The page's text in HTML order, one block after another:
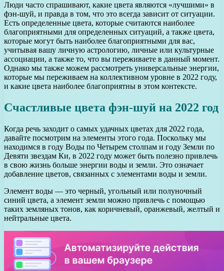
Люди часто спрашивают, какие цвета являются «лучшими» в
фэн-шуй, и правда в том, что это всегда зависит от ситуации.
Есть определенные цвета, которые считаются наиболее
благоприятными для определенных ситуаций, а также цвета,
которые могут быть наиболее благоприятными для вас,
учитывая вашу личную астрологию, личные или культурные
ассоциации, а также то, что вы переживаете в данный момент.
Однако мы также можем рассмотреть универсальные энергии,
которые мы переживаем на коллективном уровне в 2022 году,
и какие цвета наиболее благоприятны в этом контексте.
Счастливые цвета фэн-шуй на 2022 год
Когда речь заходит о самых удачных цветах для 2022 года,
давайте посмотрим на элементы этого года. Поскольку мы
находимся в году Воды по Четырем столпам и году Земли по
Девяти звездам Ки, в 2022 году может быть полезно привлечь
в свою жизнь больше энергии воды и земли. Это означает
добавление цветов, связанных с элементами воды и земли.
Элемент воды — это черный, угольный или полуночный
синий цвета, а элемент земли можно привлечь с помощью
таких земляных тонов, как коричневый, оранжевый, желтый и
нейтральные цвета.